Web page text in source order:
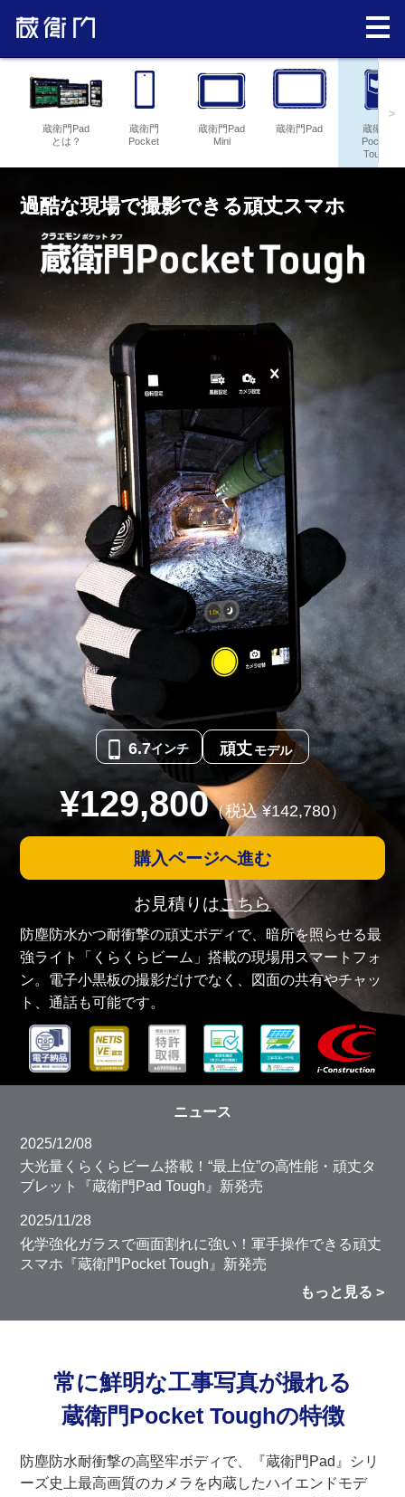
蔵衛門Pad
とは？
蔵衛門
Pocket
蔵衛門Pad
Mini
蔵衛門Pad
蔵衛門
Pocket
Tough
>
過酷な現場で撮影できる頑丈スマホ
6.7インチ 頑丈モデル
¥129,800 （税込 ¥142,780）
購入ページへ進む
お見積りはこちら
防塵防水かつ耐衝撃の頑丈ボディで、暗所を照らせる最
強ライト「くらくらビーム」搭載の現場用スマートフォ
ン。電子小黒板の撮影だけでなく、図面の共有やチャッ
ト、通話も可能です。
ニュース
2025/12/08
大光量くらくらビーム搭載！“最上位”の高性能・頑丈タ
ブレット『蔵衛門Pad Tough』新発売
2025/11/28
化学強化ガラスで画面割れに強い！軍手操作できる頑丈
スマホ『蔵衛門Pocket Tough』新発売
もっと見る
常に鮮明な工事写真が撮れる
蔵衛門Pocket Toughの特徴
防塵防水耐衝撃の高堅牢ボディで、『蔵衛門Pad』シリ
ーズ史上最高画質のカメラを内蔵したハイエンドモデ